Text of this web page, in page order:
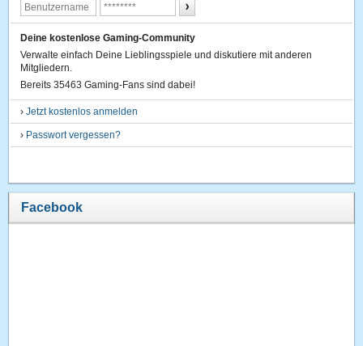
Deine kostenlose Gaming-Community
Verwalte einfach Deine Lieblingsspiele und diskutiere mit anderen
Mitgliedern.
Bereits 35463 Gaming-Fans sind dabei!
›Jetzt kostenlos anmelden
› Passwort vergessen?
Facebook